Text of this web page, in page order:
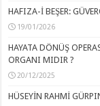
HAFIZA-İ BEŞER:
19/01/2026
HAYATA DÖNÜŞ
ORGANI MIDIR ?
20/12/2025
HÜSEYİN RAHMİ